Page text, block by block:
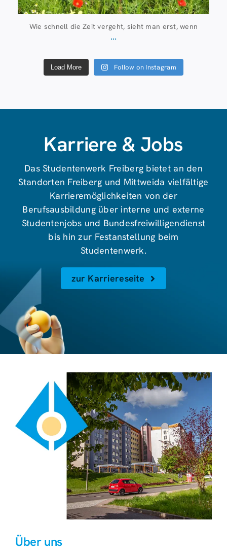
Wie schnell die Zeit vergeht, sieht man erst, wenn
...
Load More Follow on Instagram
Karriere & Jobs
Das Studentenwerk Freiberg bietet an den
Standorten Freiberg und Mittweida vielfältige
Karrieremöglichkeiten von der
Berufsausbildung über interne und externe
Studentenjobs und Bundesfreiwilligendienst
bis hin zur Festanstellung beim
Studentenwerk.
zur Karriereseite
Über uns